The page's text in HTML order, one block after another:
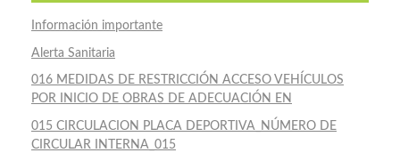
Información importante
Alerta Sanitaria
016 MEDIDAS DE RESTRICCIÓN ACCESO VEHÍCULOS
POR INICIO DE OBRAS DE ADECUACIÓN EN
015 CIRCULACION PLACA DEPORTIVA_NÚMERO DE
CIRCULAR INTERNA_015